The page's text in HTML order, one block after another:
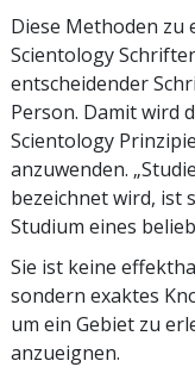
Diese Methoden zu
Scientology
entscheidender
Person. Damit wird
Scientology
anzuwenden.
bezeichnet wird, ist
Studium eines
Sie ist keine
sondern exaktes
um ein Gebiet zu
anzueignen.